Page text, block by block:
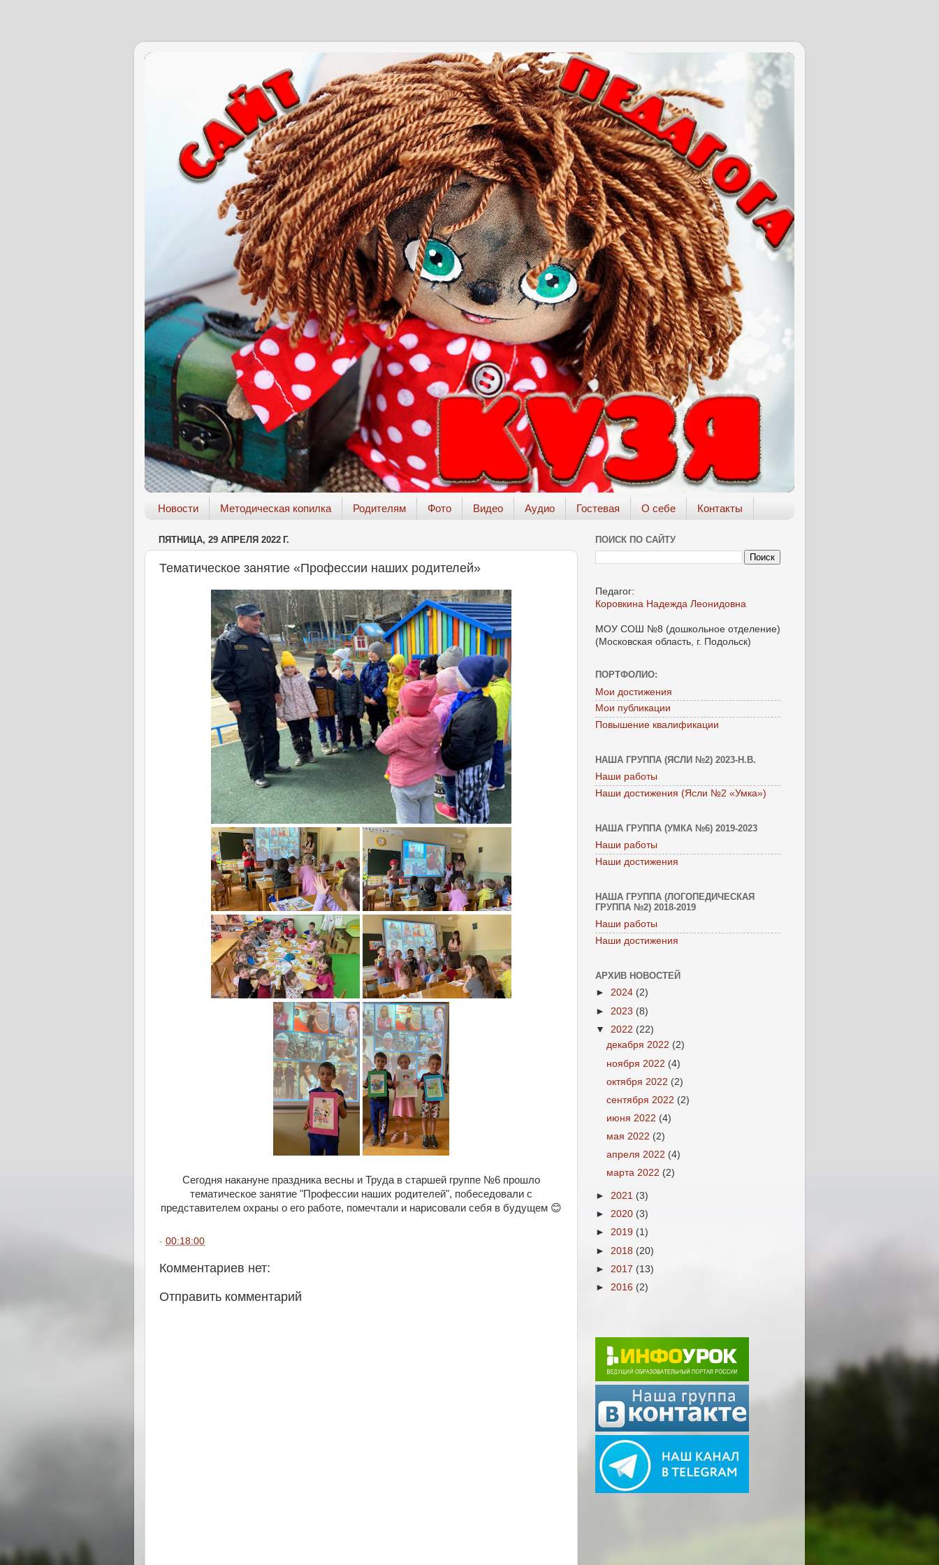
Новости Методическая копилка Родителям Фото Видео Аудио Гостевая О себе Контакты
ПЯТНИЦА, 29 АПРЕЛЯ 2022 Г.
Тематическое занятие «Профессии наших родителей»
Сегодня накануне праздника весны и Труда в старшей группе №6 прошло
тематическое занятие "Профессии наших родителей", побеседовали с
представителем охраны о его работе, помечтали и нарисовали себя в будущем 😊
- 00:18:00
Комментариев нет:
Отправить комментарий
ПОИСК ПО САЙТУ
Педагог:
Коровкина Надежда Леонидовна
МОУ СОШ №8 (дошкольное отделение)
(Московская область, г. Подольск)
ПОРТФОЛИО:
Мои достижения
Мои публикации
Повышение квалификации
НАША ГРУППА (ЯСЛИ №2) 2023-Н.В.
Наши работы
Наши достижения (Ясли №2 «Умка»)
НАША ГРУППА (УМКА №6) 2019-2023
Наши работы
Наши достижения
НАША ГРУППА (ЛОГОПЕДИЧЕСКАЯ
ГРУППА №2) 2018-2019
Наши работы
Наши достижения
АРХИВ НОВОСТЕЙ
► 2024 (2)
► 2023 (8)
▼ 2022 (22)
декабря 2022 (2)
ноября 2022 (4)
октября 2022 (2)
сентября 2022 (2)
июня 2022 (4)
мая 2022 (2)
апреля 2022 (4)
марта 2022 (2)
► 2021 (3)
► 2020 (3)
► 2019 (1)
► 2018 (20)
► 2017 (13)
► 2016 (2)